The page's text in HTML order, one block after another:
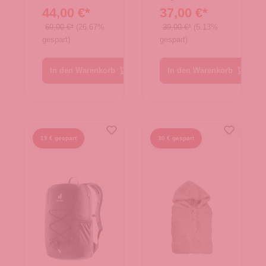
44,00 €*
60,00 €* (26.67%
gespart)
37,00 €*
39,00 €* (5.13%
gespart)
19 € gespart 30 € gespart